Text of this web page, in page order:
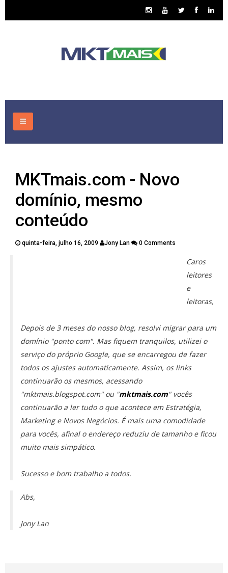
CONSULTORIA
ASSUNTOS
PUBLICAÇÕES
MKTmais.com - Novo
domínio, mesmo
conteúdo
quinta-feira, julho 16, 2009 Jony Lan 0 Comments
Caros
leitores
e
leitoras,
Depois de 3 meses do nosso blog, resolvi migrar para um
domínio "ponto com". Mas fiquem tranquilos, utilizei o
serviço do próprio Google, que se encarregou de fazer
todos os ajustes automaticamente. Assim, os links
continuarão os mesmos, acessando
"mktmais.blogspot.com" ou "mktmais.com" vocês
continuarão a ler tudo o que acontece em Estratégia,
Marketing e Novos Negócios. É mais uma comodidade
para vocês, afinal o endereço reduziu de tamanho e ficou
muito mais simpático.
Sucesso e bom trabalho a todos.
Abs,
Jony Lan